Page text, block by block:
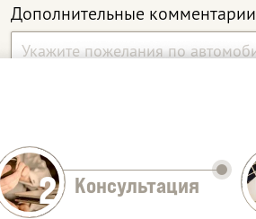
Дополнительные комментарии
Оставить заявку
2 Консультация